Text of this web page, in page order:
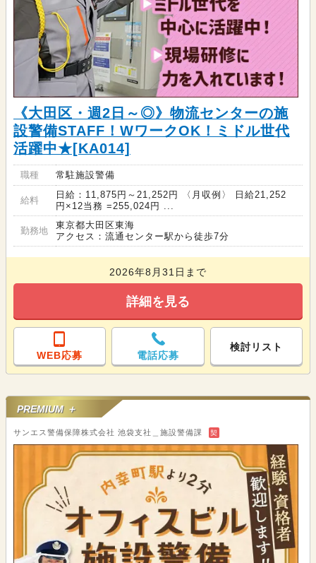
《大田区・週2日～◎》物流センターの施
設警備STAFF！WワークOK！ミドル世代
活躍中★[KA014]
職種 常駐施設警備
給料
日給：11,875円～21,252円 〈月収例〉 日給21,252
円×12当務 =255,024円 ...
勤務地
東京都大田区東海
アクセス：流通センター駅から徒歩7分
2026年8月31日まで
詳細を見る
WEB応募 電話応募
検討リスト
PREMIUM ＋
サンエス警備保障株式会社 池袋支社＿施設警備課 契